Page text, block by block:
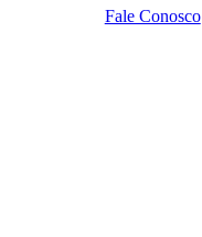
Fale Conosco